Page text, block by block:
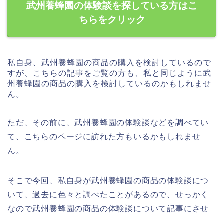
武州養蜂園の体験談を探している方はこ
ちらをクリック
私自身、武州養蜂園の商品の購入を検討しているので
すが、こちらの記事をご覧の方も、私と同じように武
州養蜂園の商品の購入を検討しているのかもしれませ
ん。
ただ、その前に、武州養蜂園の体験談などを調べてい
て、こちらのページに訪れた方もいるかもしれませ
ん。
そこで今回、私自身が武州養蜂園の商品の体験談につ
いて、過去に色々と調べたことがあるので、せっかく
なので武州養蜂園の商品の体験談について記事にさせ